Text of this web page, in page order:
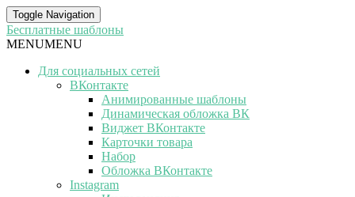
Toggle Navigation
Бесплатные шаблоны
MENUMENU
Для социальных сетей
ВКонтакте
Анимированные шаблоны
Динамическая обложка ВК
Виджет ВКонтакте
Карточки товара
Набор
Обложка ВКонтакте
Instagram